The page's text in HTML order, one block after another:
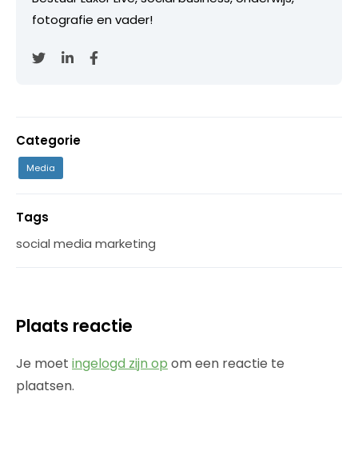
fotografie en vader!
Categorie
Media
Tags
social media marketing
Plaats reactie
Je moet ingelogd zijn op om een reactie te
plaatsen.